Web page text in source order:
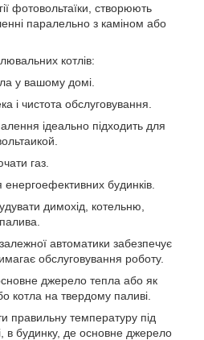
фотовольтаїки, створюють
паралельно з каміном або
котлів:
у вашому домі.
і чистота обслуговування.
ідеально підходить для
газ.
будинків.
димохід, котельню,
автоматики забезпечує
обслуговування роботу.
джерело тепла або як
котла на твердому паливі.
правильну температуру під
в будинку, де основне джерело